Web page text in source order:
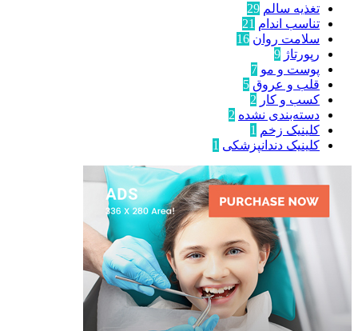
تغذیه سالم 29
تناسب اندام 21
سلامت روان 16
رپورتاژ 9
پوست و مو 7
قلب و عروق 5
کسب و کار 2
دسته‌بندی نشده 2
کلینیک زخم 1
کلینیک دندانپزشکی 1